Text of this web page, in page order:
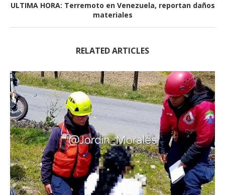
ULTIMA HORA: Terremoto en Venezuela, reportan daños
materiales
RELATED ARTICLES